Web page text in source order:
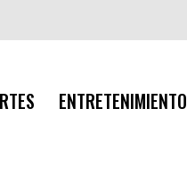
ENTRETENIMIENTO